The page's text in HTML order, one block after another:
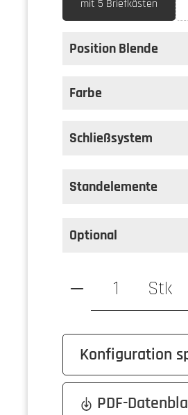
mit 5 Briefkästen
Position Blende
Farbe
Schließsystem
Standelemente
Optional
Produkt Anzahl:
Stk
Konfiguration
PDF-